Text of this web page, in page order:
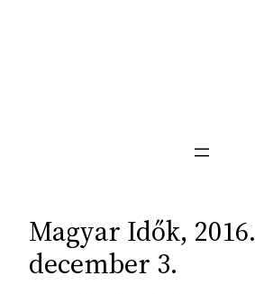
Magyar Idők, 2016.
december 3.